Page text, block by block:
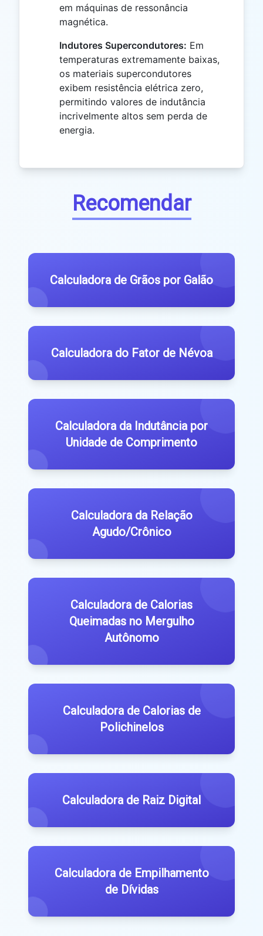
em máquinas de ressonância
magnética.
Indutores Supercondutores: Em
temperaturas extremamente baixas,
os materiais supercondutores
exibem resistência elétrica zero,
permitindo valores de indutância
incrivelmente altos sem perda de
energia.
Recomendar
Calculadora de Grãos por Galão
Calculadora do Fator de Névoa
Calculadora da Indutância por
Unidade de Comprimento
Calculadora da Relação
Agudo/Crônico
Calculadora de Calorias
Queimadas no Mergulho
Autônomo
Calculadora de Calorias de
Polichinelos
Calculadora de Raiz Digital
Calculadora de Empilhamento
de Dívidas